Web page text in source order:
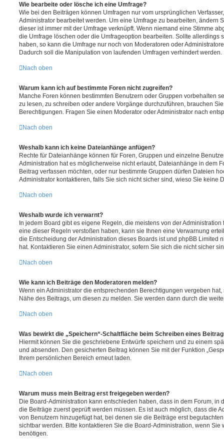
Wie bearbeite oder lösche ich eine Umfrage?
Wie bei den Beiträgen können Umfragen nur vom ursprünglichen
Administrator bearbeitet werden. Um eine Umfrage zu bearbeiten, ändern
dieser ist immer mit der Umfrage verknüpft. Wenn niemand eine Stimme
die Umfrage löschen oder die Umfrageoption bearbeiten. Sollte allerdings
haben, so kann die Umfrage nur noch von Moderatoren oder
Dadurch soll die Manipulation von laufenden Umfragen verhindert werden.
Nach oben
Warum kann ich auf bestimmte Foren nicht zugreifen?
Manche Foren können bestimmten Benutzern oder Gruppen vorbehalten
zu lesen, zu schreiben oder andere Vorgänge durchzuführen, brauchen
Berechtigungen. Fragen Sie einen Moderator oder Administrator nach
Nach oben
Weshalb kann ich keine Dateianhänge anfügen?
Rechte für Dateianhänge können für Foren, Gruppen und einzelne
Administration hat es möglicherweise nicht erlaubt, Dateianhänge in dem
Beitrag verfassen möchten, oder nur bestimmte Gruppen dürfen Dateien
Administrator kontaktieren, falls Sie sich nicht sicher sind, wieso Sie keine
Nach oben
Weshalb wurde ich verwarnt?
In jedem Board gibt es eigene Regeln, die meistens von der
eine dieser Regeln verstoßen haben, kann sie Ihnen eine Verwarnung
die Entscheidung der Administration dieses Boards ist und phpBB Limited
hat. Kontaktieren Sie einen Administrator, sofern Sie sich die nicht sicher
Nach oben
Wie kann ich Beiträge den Moderatoren melden?
Wenn ein Administrator die entsprechenden Berechtigungen vergeben
Nähe des Beitrags, um diesen zu melden. Sie werden dann durch die
Nach oben
Was bewirkt die „Speichern“-Schaltfläche beim Schreiben eines
Hiermit können Sie die geschriebene Entwürfe speichern und zu einem
und absenden. Den gesicherten Beitrag können Sie mit der Funktion
Ihrem persönlichen Bereich erneut laden.
Nach oben
Warum muss mein Beitrag erst freigegeben werden?
Die Board-Administration kann entschieden haben, dass in dem Forum, in
die Beiträge zuerst geprüft werden müssen. Es ist auch möglich, dass die
von Benutzern hinzugefügt hat, bei denen sie die Beiträge erst
sichtbar werden. Bitte kontaktieren Sie die Board-Administration, wenn Sie
benötigen.